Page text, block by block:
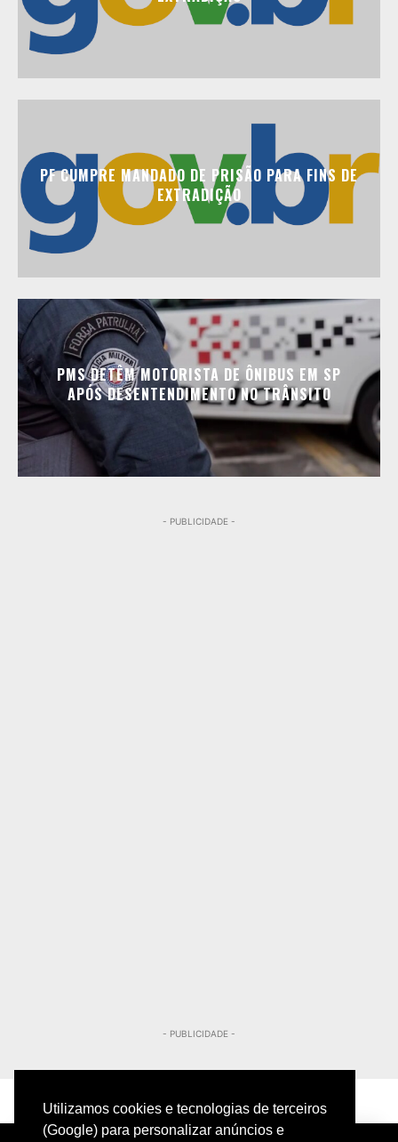
Utilizamos cookies e tecnologias de terceiros
(Google) para personalizar anúncios e
PF CUMPRE MANDADO DE PRISÃO PARA FINS DE
EXTRADIÇÃO
PMS DETÊM MOTORISTA DE ÔNIBUS EM SP
APÓS DESENTENDIMENTO NO TRÂNSITO
- PUBLICIDADE -
- PUBLICIDADE -